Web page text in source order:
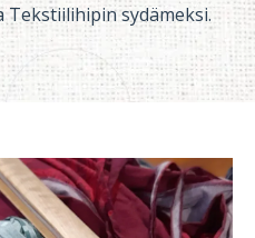
sydämeksi.